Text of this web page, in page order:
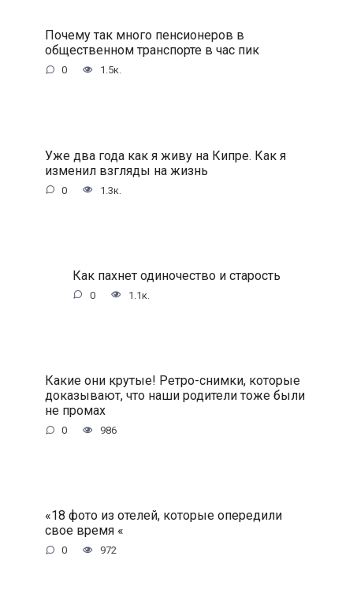
Почему так много пенсионеров в
общественном транспорте в час пик
0 1.5к.
Уже два года как я живу на Кипре. Как я
изменил взгляды на жизнь
0 1.3к.
Как пахнет одиночество и старость
0 1.1к.
Какие они крутые! Ретро-снимки, которые
доказывают, что наши родители тоже были
не промах
0 986
«18 фото из отелей, которые опередили
свое время «
0 972